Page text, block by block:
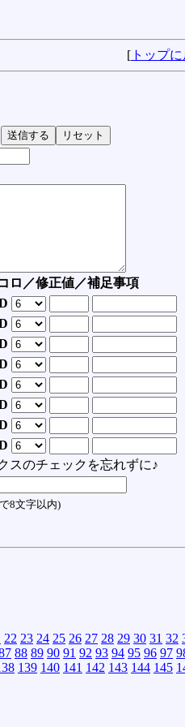
[ トップ
ロ／修正値／補足事項
スのチェックを忘れずに♪
8文字以内)
22 23 24 25 26 27 28 29 30 31 32
88 89 90 91 92 93 94 95 96 97
139 140 141 142 143 144 145